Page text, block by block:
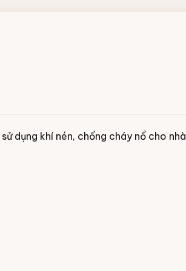
dụng khí nén, chống cháy nổ cho nhà